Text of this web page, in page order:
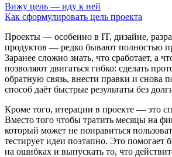
Вижу цель — иду к ней
Как сформулировать цель проекта
Проекты — особенно в IT, дизайне,
продуктов — редко бывают полностью
Заранее сложно знать, что сработает, а
позволяют двигаться гибко: сделать
обратную связь, внести правки и снова
способ даёт быстрые результаты без
Кроме того, итерации в проекте — это
Вместо того чтобы тратить месяцы на
который может не понравиться
тестирует идеи поэтапно. Это помогает
на ошибках и выпускать то, что